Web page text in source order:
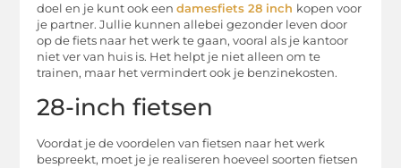
doel en je kunt ook eendamesfiets 28 inch kopen voor
je partner. Jullie kunnen allebei gezonder leven door
op de fiets naar het werk te gaan, vooral als je kantoor
niet ver van huis is. Het helpt je niet alleen om te
trainen, maar het vermindert ook je benzinekosten.
28-inch fietsen
Voordat je de voordelen van fietsen naar het werk
bespreekt, moet je je realiseren hoeveel soorten fietsen